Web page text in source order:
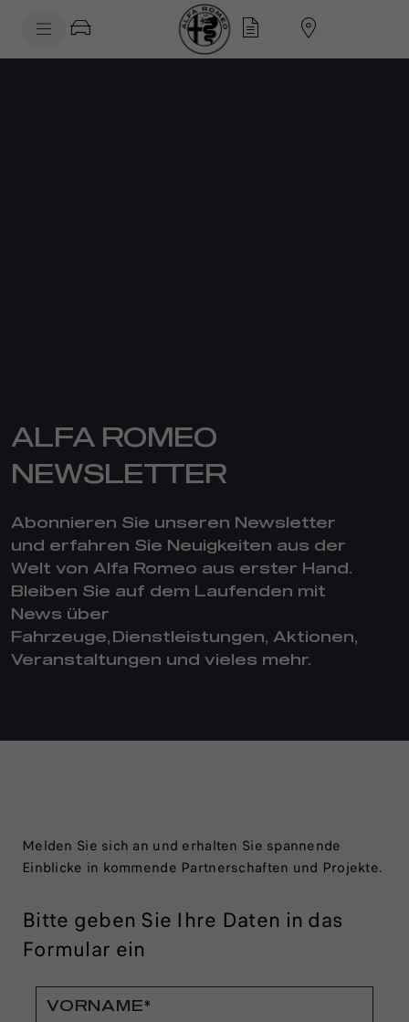
ALFA ROMEO
NEWSLETTER
Abonnieren Sie unseren Newsletter
und erfahren Sie Neuigkeiten aus der
Welt von Alfa Romeo aus erster Hand.
Bleiben Sie auf dem Laufenden mit
News über
Fahrzeuge, Dienstleistungen, Aktionen,
Veranstaltungen und vieles mehr.
Melden Sie sich an und erhalten Sie spannende
Einblicke in kommende Partnerschaften und Projekte.
Bitte geben Sie Ihre Daten in das
Formular ein
VORNAME*